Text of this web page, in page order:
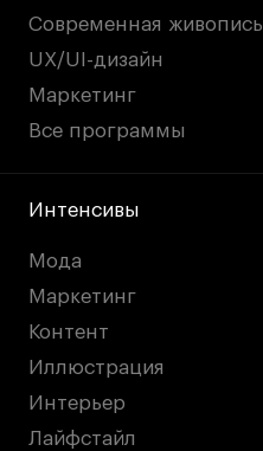
Современная живопись
UX/UI-дизайн
Маркетинг
Все программы
Интенсивы
Мода
Маркетинг
Контент
Иллюстрация
Интерьер
Лайфстайл